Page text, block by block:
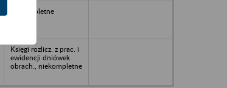
niekompletne
Księgi rozlicz. z prac. i
ewidencji dniówek
obrach., niekompletne